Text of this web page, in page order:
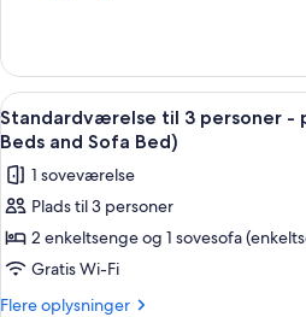
badeværelse
(Double
Bed
and
Sofa
Bed)
til
personer
-
badeværelse
(Double
and
Sofa
Indlæs
alle
billeder
af
Standardværelse
til
3
personer
Et
5
Standardværelse til 3 personer -
Beds and Sofa Bed)
1 soveværelse
Plads til 3 personer
2 enkeltsenge og 1 sovesofa
Gratis Wi-Fi
Flere oplysninger
Flere